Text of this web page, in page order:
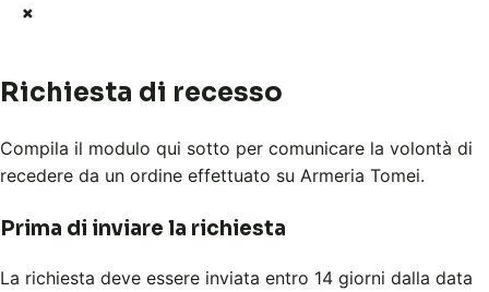
×
Richiesta di recesso
Compila il modulo qui sotto per comunicare la volontà di
recedere da un ordine effettuato su Armeria Tomei.
Prima di inviare la richiesta
La richiesta deve essere inviata entro 14 giorni dalla data